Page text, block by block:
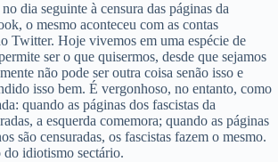
dia seguinte à censura das páginas da
o mesmo aconteceu com as contas
Twitter. Hoje vivemos em uma espécie de
ser o que quisermos, desde que sejamos
não pode ser outra coisa senão isso e
isso bem. É vergonhoso, no entanto, como
quando as páginas dos fascistas da
a esquerda comemora; quando as páginas
são censuradas, os fascistas fazem o mesmo.
idiotismo sectário.